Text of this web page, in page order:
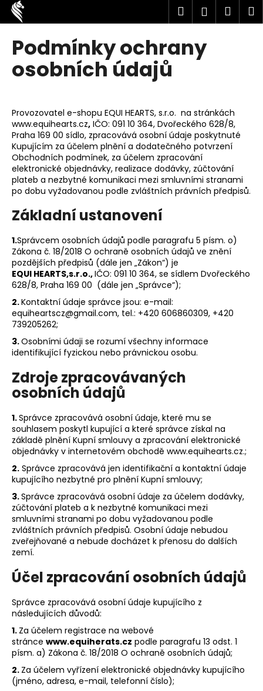
Přejít
obsah
Hledat
Podmínky ochrany
osobních údajů
Provozovatel e-shopu EQUI HEARTS, s.r.o. na stránkách
www.equihearts.cz, IČO: 091 10 364, Dvořeckého 628/8,
Praha 169 00 sídlo, zpracovává osobní údaje poskytnuté
Kupujícím za účelem plnění a dodatečného potvrzení
Obchodních podmínek, za účelem zpracování
elektronické objednávky, realizace dodávky, zúčtování
plateb a nezbytné komunikaci mezi smluvními stranami
po dobu vyžadovanou podle zvláštních právních předpisů.
Základní ustanovení
1.Správcem osobních údajů podle paragrafu 5 písm. o)
Zákona č. 18/2018 O ochraně osobních údajů ve znění
pozdějších předpisů (dále jen „Zákon“) je
EQUI HEARTS,s.r.o.,IČO: 091 10 364, se sídlem Dvořeckého
628/8, Praha 169 00 (dále jen „Správce“);
2.Kontaktní údaje správce jsou: e-mail:
equiheartscz@gmail.com, tel.: +420 606860309, +420
739205262;
3.Osobními údaji se rozumí všechny informace
identifikující fyzickou nebo právnickou osobu.
Zdroje zpracovávaných
osobních údajů
1.Správce zpracovává osobní údaje, které mu se
souhlasem poskytl kupující a které správce získal na
základě plnění Kupní smlouvy a zpracování elektronické
objednávky v internetovém obchodě www.equihearts.cz.;
2. Správce zpracovává jen identifikační a kontaktní údaje
kupujícího nezbytné pro plnění Kupní smlouvy;
3.Správce zpracovává osobní údaje za účelem dodávky,
zúčtování plateb a k nezbytné komunikaci mezi
smluvními stranami po dobu vyžadovanou podle
zvláštních právních předpisů. Osobní údaje nebudou
zveřejňované a nebude docházet k přenosu do dalších
zemí.
Účel zpracování osobních údajů
Správce zpracovává osobní údaje kupujícího z
následujících důvodů:
1. Za účelem registrace na webové
stránce www.equiherats.cz podle paragrafu 13 odst. 1
písm. a) Zákona č. 18/2018 O ochraně osobních údajů;
2. Za účelem vyřízení elektronické objednávky kupujícího
(jméno, adresa, e-mail, telefonní číslo);
o
C
o
o
t
ř
e
b
u
j
e
t
e
n
a
j
í
t
?
HLEDAT
D
o
p
o
r
u
č
u
j
e
m
LAURA
599
Kč